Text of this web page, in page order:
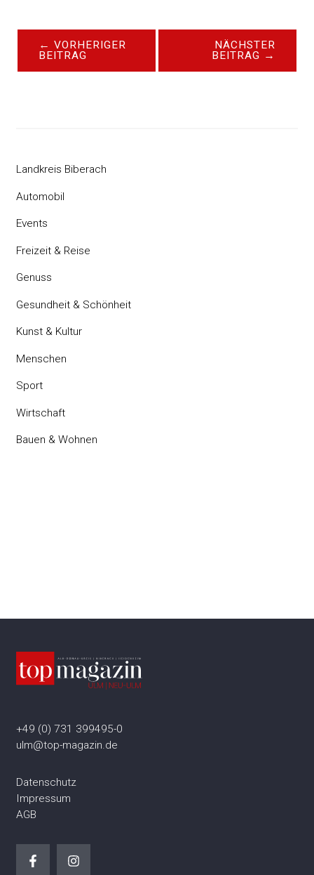
← VORHERIGER
BEITRAG
NÄCHSTER
BEITRAG →
Landkreis Biberach
Automobil
Events
Freizeit & Reise
Genuss
Gesundheit & Schönheit
Kunst & Kultur
Menschen
Sport
Wirtschaft
Bauen & Wohnen
+49 (0) 731 399495-0
ulm@top-magazin.de
Datenschutz
Impressum
AGB